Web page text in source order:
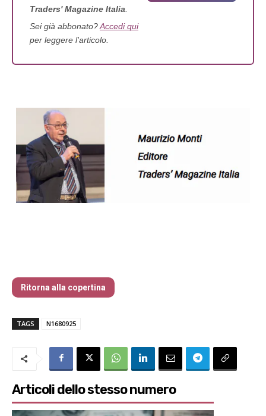
Traders' Magazine Italia
Sei già abbonato? Accedi qui
per leggere l'articolo.
Ritorna alla copertina
TAGS N1680925
Articoli dello stesso numero